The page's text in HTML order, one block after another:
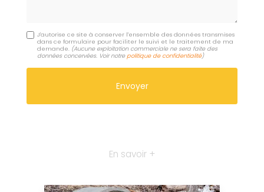
J'autorise ce site à conserver l'ensemble des données transmises
dans ce formulaire pour faciliter le suivi et le traitement de ma
demande. (Aucune exploitation commerciale ne sera faite des
données concervées. Voir notre politique de confidentialité)
En savoir +